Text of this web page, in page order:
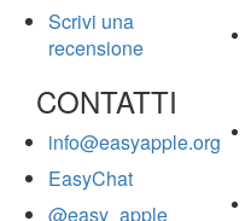
Scrivi una
recensione
CONTATTI
info@easyapple.org
EasyChat
@easy_apple